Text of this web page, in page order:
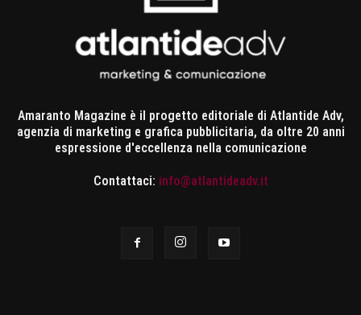
Amaranto Magazine è il progetto editoriale di Atlantide Adv,
agenzia di marketing e grafica pubblicitaria, da oltre 20 anni
espressione d'eccellenza nella comunicazione
Contattaci: info@atlantideadv.it